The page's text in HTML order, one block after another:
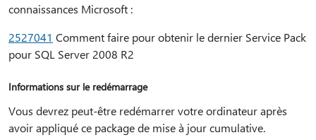
connaissances Microsoft :
2527041 Comment faire pour obtenir le dernier Service Pack
pour SQL Server 2008 R2
Informations sur le redémarrage
Vous devrez peut-être redémarrer votre ordinateur après
avoir appliqué ce package de mise à jour cumulative.